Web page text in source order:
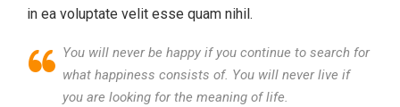
in ea voluptate velit esse quam nihil.
You will never be happy if you continue to search for
what happiness consists of. You will never live if
you are looking for the meaning of life.